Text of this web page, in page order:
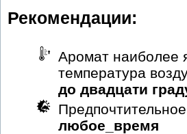
Рекомендации:
Аромат наиболее
температура
до двадцати
любое_время